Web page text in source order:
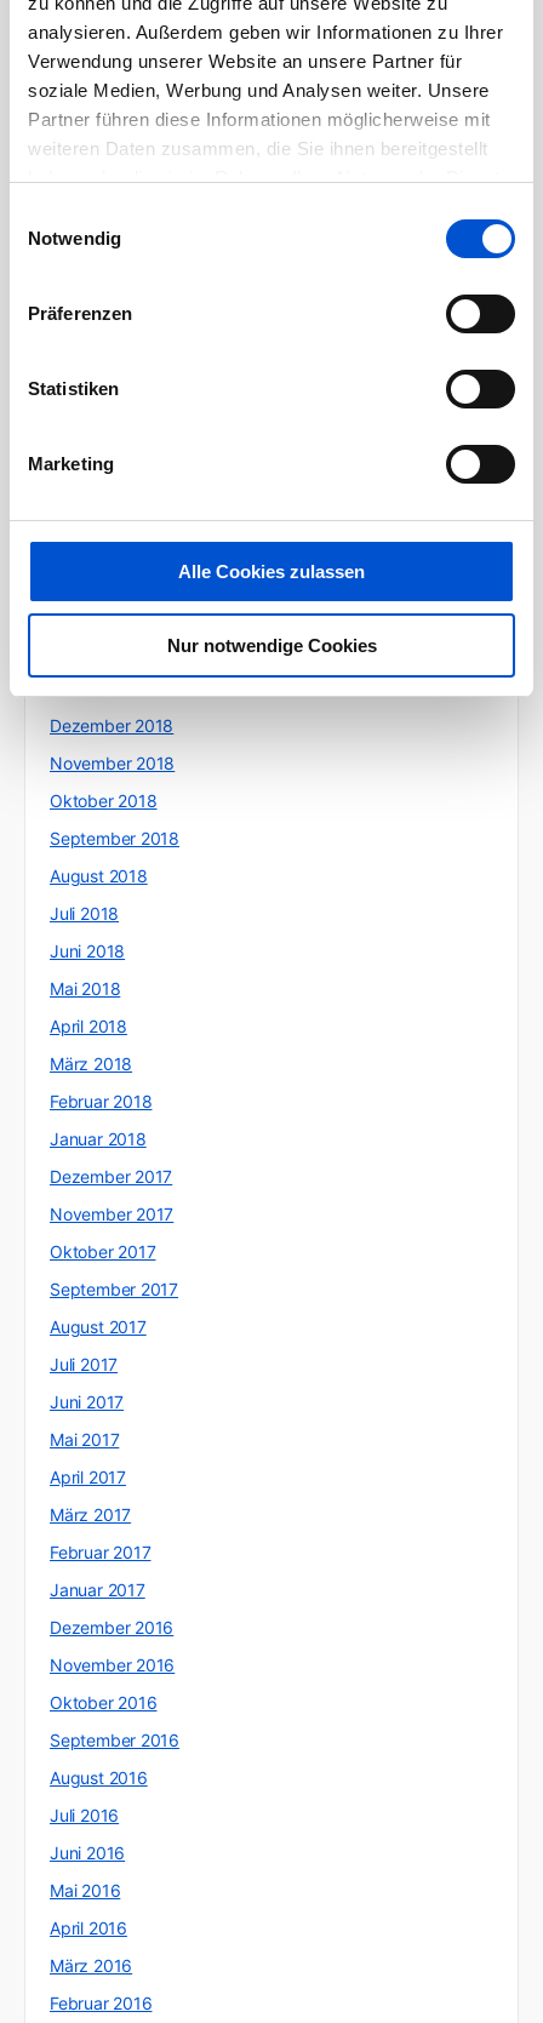
analysieren. Außerdem geben wir Informationen zu Ihrer
Verwendung unserer Website an unsere Partner für
soziale Medien, Werbung und Analysen weiter. Unsere
Partner führen diese Informationen möglicherweise mit
weiteren Daten zusammen, die Sie ihnen bereitgestellt
haben oder die sie im Rahmen Ihrer Nutzung der Dienste
Notwendig
Präferenzen
Statistiken
Marketing
Alle Cookies zulassen
Nur notwendige Cookies
Juli 2020
Juni 2020
Mai 2020
April 2020
März 2020
Januar 2020
November 2019
September 2019
Juli 2019
Mai 2019
März 2019
Dezember 2018
November 2018
Oktober 2018
September 2018
August 2018
Juli 2018
Juni 2018
Mai 2018
April 2018
März 2018
Februar 2018
Januar 2018
Dezember 2017
November 2017
Oktober 2017
September 2017
August 2017
Juli 2017
Juni 2017
Mai 2017
April 2017
März 2017
Februar 2017
Januar 2017
Dezember 2016
November 2016
Oktober 2016
September 2016
August 2016
Juli 2016
Juni 2016
Mai 2016
April 2016
März 2016
Februar 2016